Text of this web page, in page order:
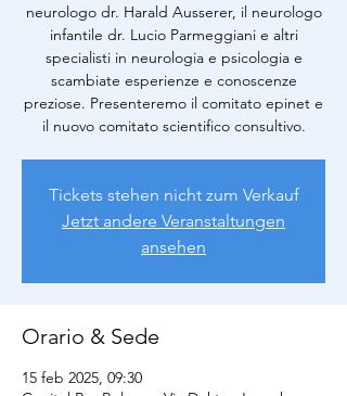
neurologo dr. Harald Ausserer, il neurologo
infantile dr. Lucio Parmeggiani e altri
specialisti in neurologia e psicologia e
scambiate esperienze e conoscenze
preziose. Presenteremo il comitato epinet e
il nuovo comitato scientifico consultivo.
Tickets stehen nicht zum Verkauf
Jetzt andere Veranstaltungen
ansehen
Orario & Sede
15 feb 2025, 09:30